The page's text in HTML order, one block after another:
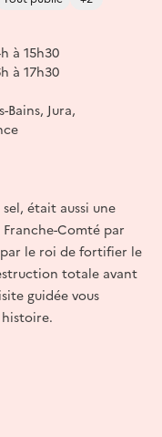
à 15h30
à 17h30
Bains, Jura,
était aussi une
Comté par
par le roi de fortifier le
totale avant
guidée vous